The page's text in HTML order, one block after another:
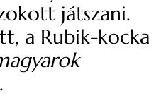
játszani.
a Rubik-kocka